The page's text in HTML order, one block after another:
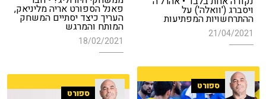
ויסברג ('וואלה') על
ההתרחשויות המפתיעות
21/04/2021
פאנל הספורט אריה מליניאק,
העריך כיצד יסתיים המשחק
המותח והמרגש
18/02/2021
ספורט
ספורט